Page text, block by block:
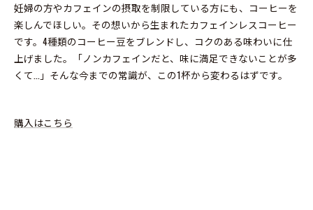
妊婦の方やカフェインの摂取を制限している方にも、コーヒーを
楽しんでほしい。その想いから生まれたカフェインレスコーヒー
です。4種類のコーヒー豆をブレンドし、コクのある味わいに仕
上げました。「ノンカフェインだと、味に満足できないことが多
くて…」そんな今までの常識が、この1杯から変わるはずです。
購入はこちら